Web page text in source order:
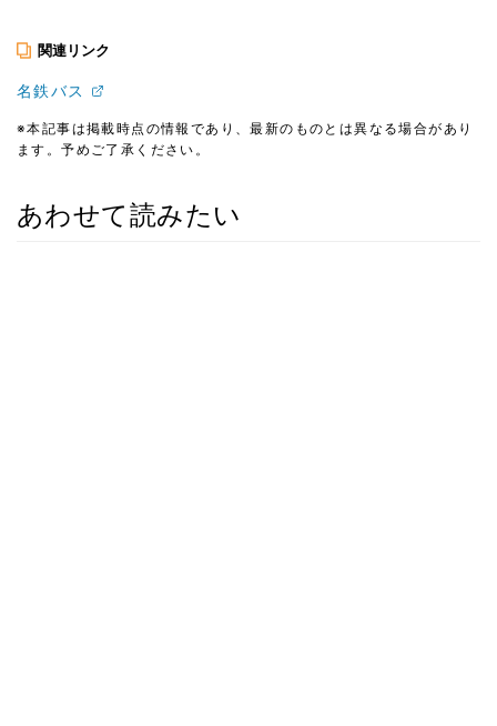
関連リンク
名鉄バス
※本記事は掲載時点の情報であり、最新のものとは異なる場合があり
ます。予めご了承ください。
あわせて読みたい